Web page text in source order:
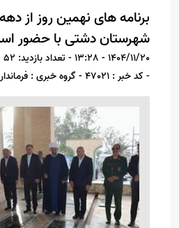
برنامه های نهمین روز از
شهرستان دشتی با حضور
1404/11/20 - 13:28 - تعداد بازدید: 52
- کد خبر : 47021
- گروه خبری :